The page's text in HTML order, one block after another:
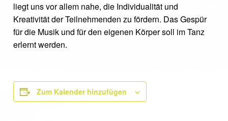
liegt uns vor allem nahe, die Individualität und
Kreativität der Teilnehmenden zu fördern. Das Gespür
für die Musik und für den eigenen Körper soll im Tanz
erlernt werden.
Zum Kalender hinzufügen